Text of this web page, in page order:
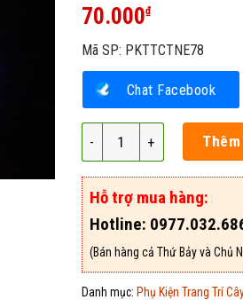
70.000₫
Mã SP: PKTTCTNE78
Chat Facebook
Đèn led trang trí Noel dài
Hỗ trợ mua hàng:
Hotline:
(Bán hàng cả Thứ Bảy và Chủ
Danh mục: Phụ Kiện Trang Trí